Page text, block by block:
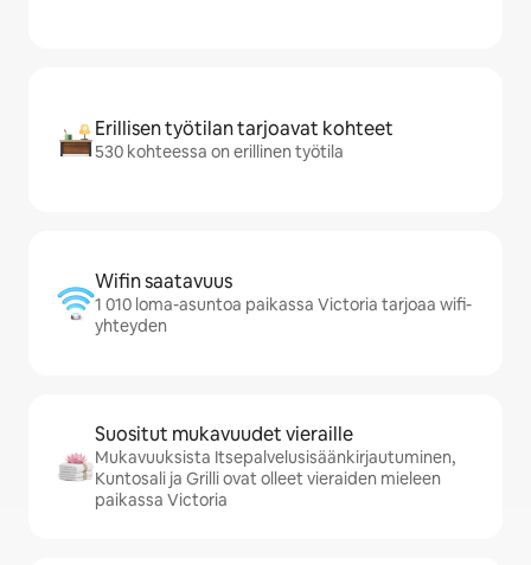
Erillisen työtilan tarjoavat kohteet
530 kohteessa on erillinen työtila
Wifin saatavuus
1 010 loma-asuntoa paikassa Victoria tarjoaa wifi-
yhteyden
Suositut mukavuudet vieraille
Mukavuuksista Itsepalvelusisäänkirjautuminen,
Kuntosali ja Grilli ovat olleet vieraiden mieleen
paikassa Victoria